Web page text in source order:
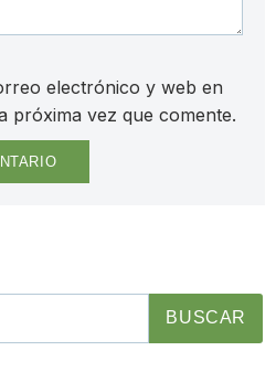
electrónico y web en
próxima vez que comente.
BUSCAR